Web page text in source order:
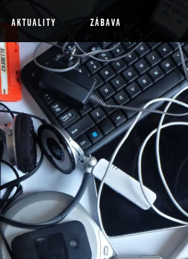
AKTUALITY ZÁBAVA